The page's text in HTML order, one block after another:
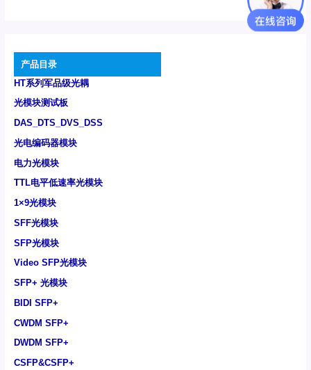
产品目录
HT系列军品级光耦
光模块测试板
DAS_DTS_DVS_DSS
光电编码器模块
电力光模块
TTL电平低速率光模块
1×9光模块
SFF光模块
SFP光模块
Video SFP光模块
SFP+ 光模块
BIDI SFP+
CWDM SFP+
DWDM SFP+
CSFP&CSFP+